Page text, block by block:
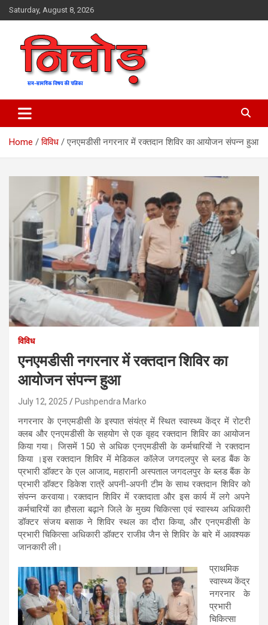
Skip
to
Saturday, August 8, 2026
Nichod
Home विविध एनएमडीसी नगरनार में रक्तदान शिविर का आयोजन संपन्न हुआ
विविध
एनएमडीसी नगरनार में रक्तदान शिविर का
आयोजन संपन्न हुआ
July 12, 2025 Pushpendra Marko
नगरनार के एनएमडीसी के इस्पात संयंत्र में स्थित स्वास्थ्य केंद्र में रोटरी
क्लब और एनएमडीसी के सहयोग से एक वृहद रक्तदान शिविर का आयोजन
किया गया। जिसमें 150 से अधिक एनएमडीसी के कर्मचारियों ने रक्तदान
किया ।इस रक्तदान शिविर में मेडिकल कॉलेज जगदलपुर से ब्लड बैंक के
प्रभारी डॉक्टर के एल आजाद, महारानी अस्पताल जगदलपुर के ब्लड बैंक के
प्रभारी डॉक्टर डिकेश रात्रें अपनी-अपनी टीम के साथ रक्तदान शिविर को
संपन्न करवाया। रक्तदान शिविर में रक्तदाता और इस कार्य में लगे अपने
कर्मचारियों का हौसला बढ़ाने जिले के मुख्य चिकित्सा एवं स्वास्थ्य अधिकारी
डॉक्टर संजय बसाक ने शिविर स्थल का दौरा किया, और एनएमडीसी के
प्रभारी चिकित्सा अधिकारी डॉक्टर राजीव जैन से शिविर के बारे में आवश्यक
जानकारी ली।
प्राथमिक
स्वास्थ्य केंद्र
नगरनार के
प्रभारी
चिकित्सा